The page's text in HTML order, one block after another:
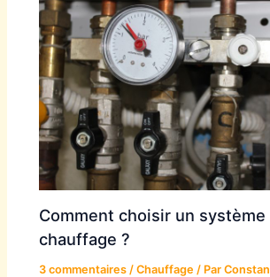
Comment choisir un système
chauffage ?
3 commentaires /Chauffage / Par